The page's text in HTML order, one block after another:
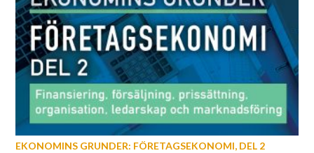
EKONOMINS GRUNDER: FÖRETAGSEKONOMI, DEL 2